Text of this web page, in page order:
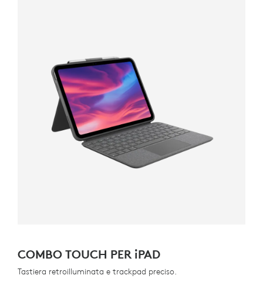
COMBO TOUCH PER iPAD
Tastiera retroilluminata e trackpad preciso.